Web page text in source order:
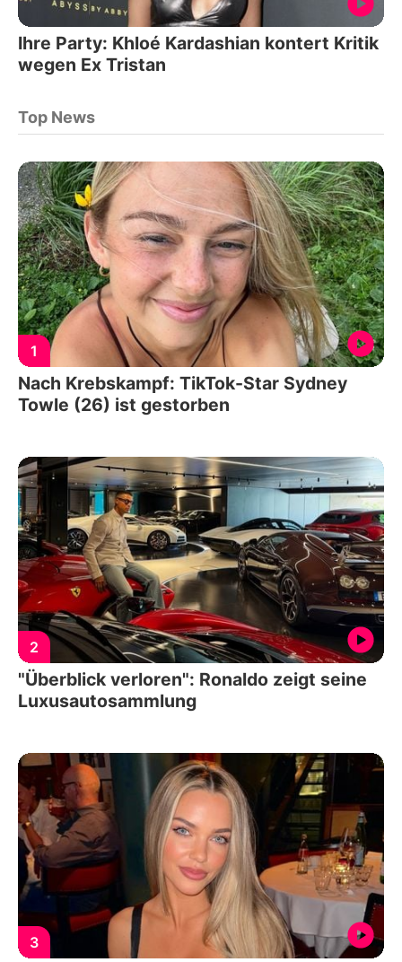
Ihre Party: Khloé Kardashian kontert Kritik
wegen Ex Tristan
Top News
1
Nach Krebskampf: TikTok-Star Sydney
Towle (26) ist gestorben
2
"Überblick verloren": Ronaldo zeigt seine
Luxusautosammlung
3